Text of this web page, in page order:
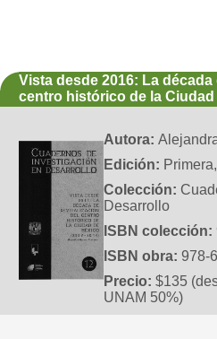
Vista desde 2016: La
centro histórico de la Ciudad
Autora:
Edición:
Colección:
Desarrollo
ISBN colección:
ISBN obra: 978-
Precio: $135
UNAM 50%)